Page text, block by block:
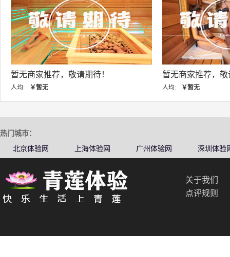
，敬请期待！ 暂无商家推荐，敬请期待！
热门城市：
北京体验网
上海体验网 广州体验网 深圳体验
关于我们
点评规则